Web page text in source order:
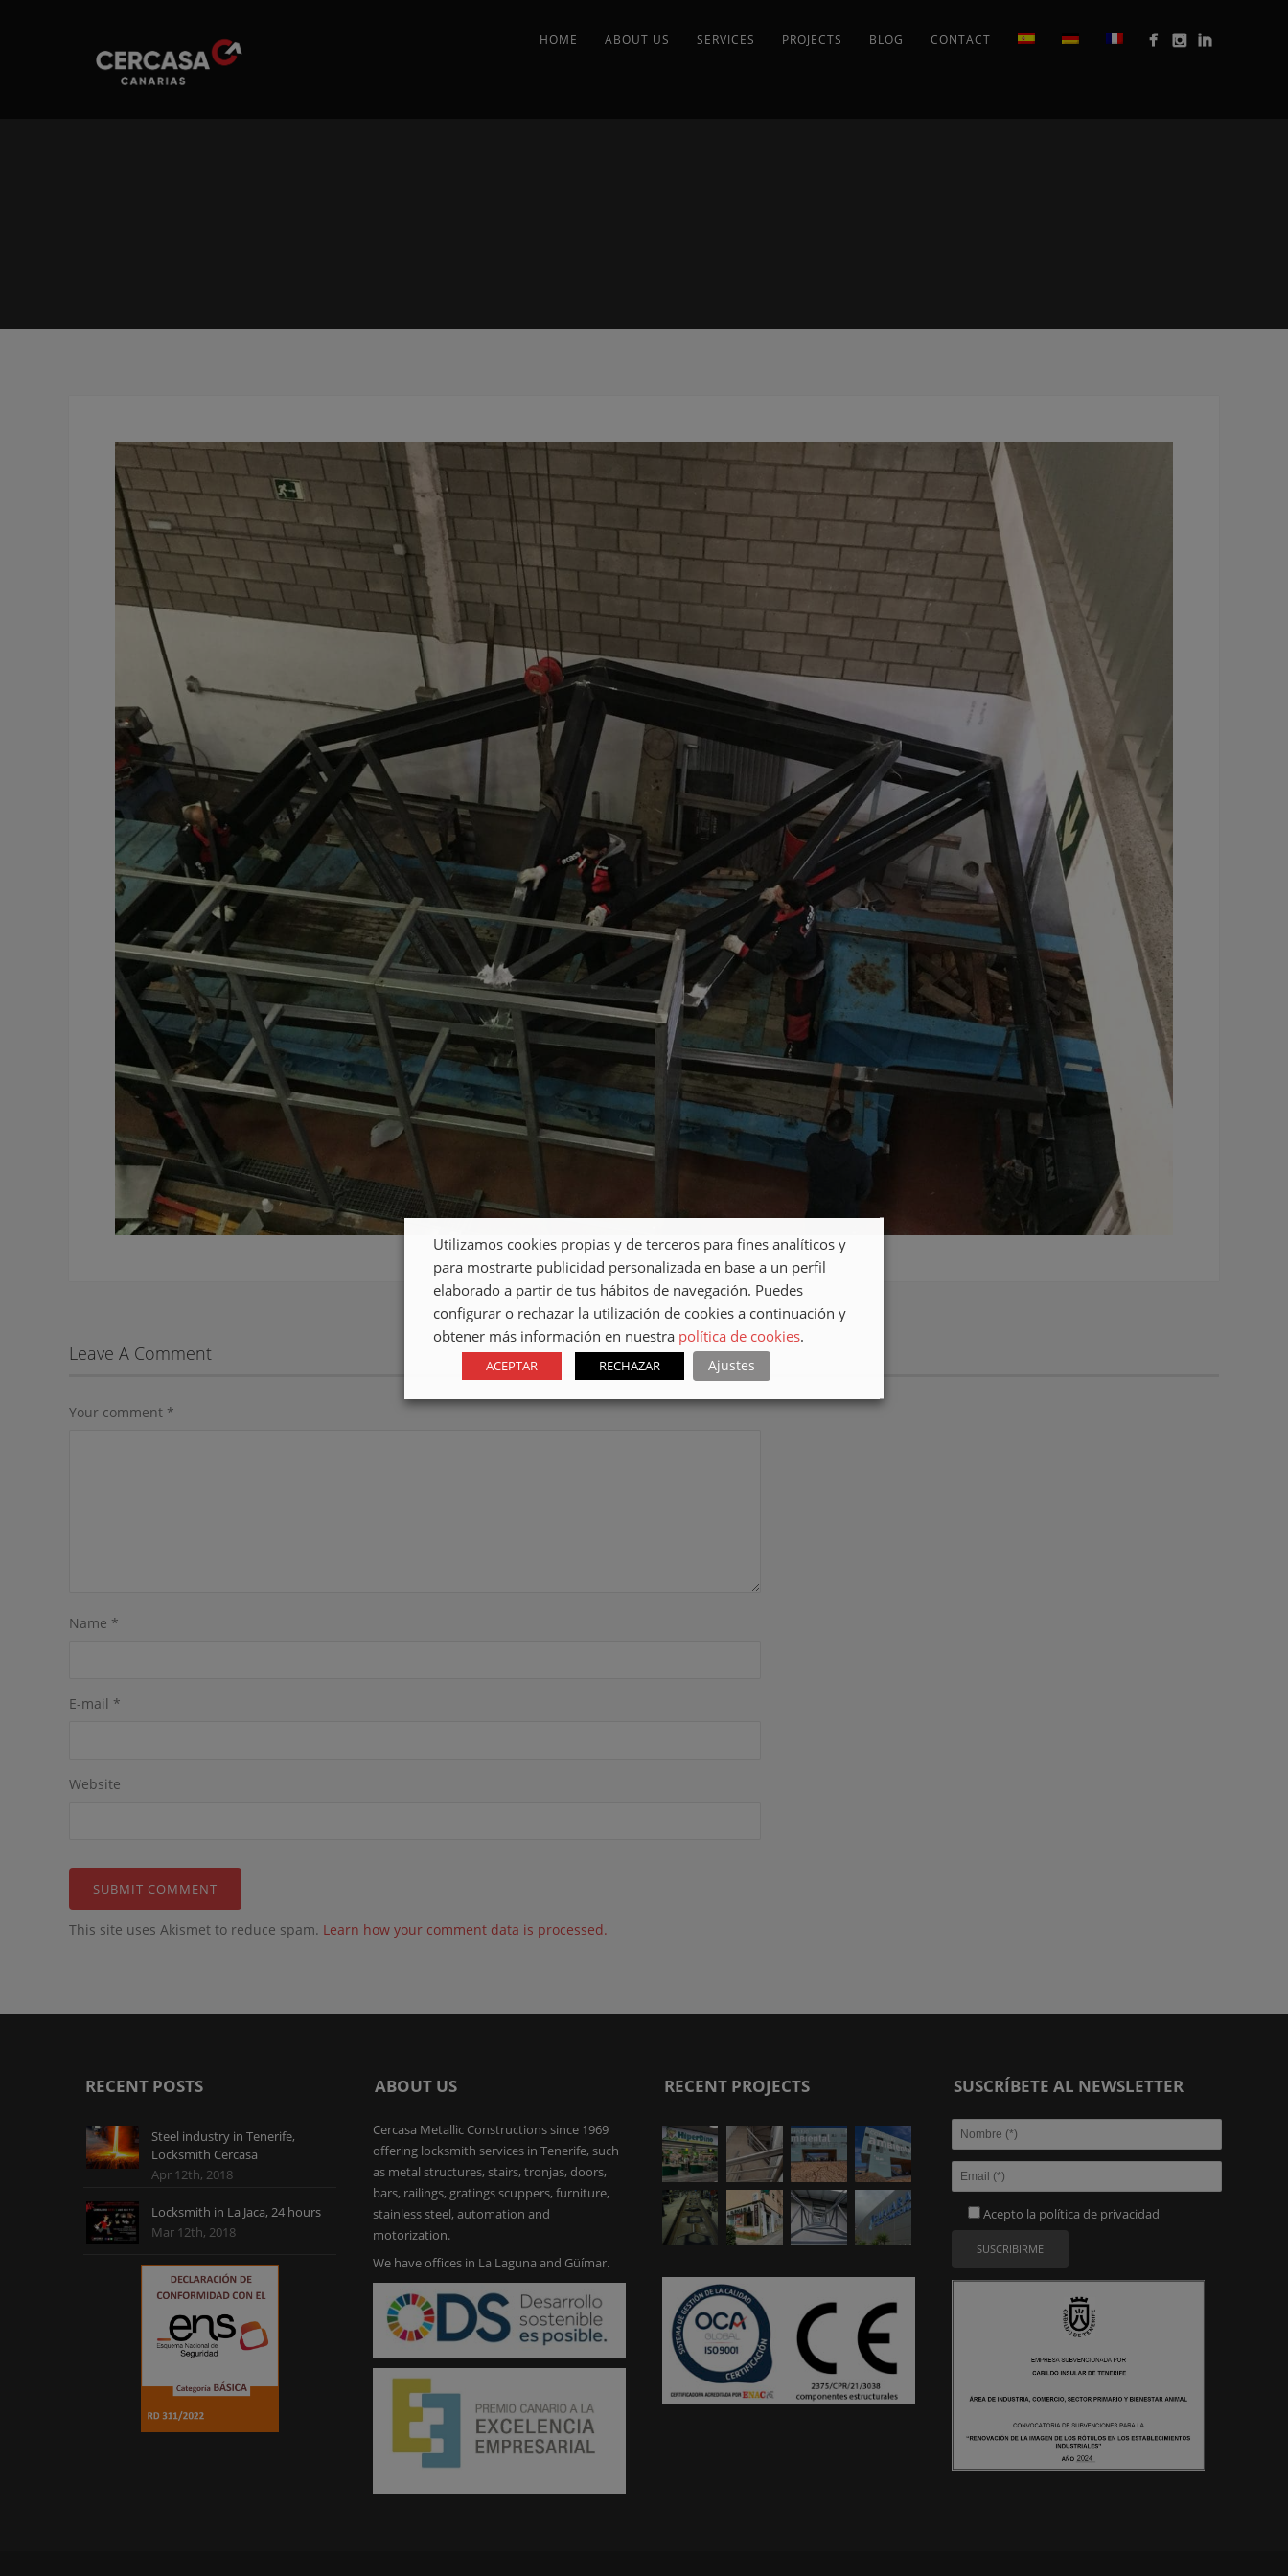
HOME ABOUT US SERVICES PROJECTS BLOG CONTACT
Leave A Comment
Your comment *
Name *
E-mail *
Website
This site uses Akismet to reduce spam. Learn how your comment data is processed.
RECENT POSTS
Steel industry in Tenerife,
Locksmith Cercasa
Apr 12th, 2018
Locksmith in La Jaca, 24 hours
Mar 12th, 2018
ABOUT US
Cercasa Metallic Constructions since 1969
offering locksmith services in Tenerife, such
as metal structures, stairs, tronjas, doors,
bars, railings, gratings scuppers, furniture,
stainless steel, automation and
motorization.
We have offices in La Laguna and Güímar.
RECENT PROJECTS SUSCRÍBETE AL NEWSLETTER
Acepto la política de privacidad
Utilizamos cookies propias y de terceros para fines analíticos y
para mostrarte publicidad personalizada en base a un perfil
elaborado a partir de tus hábitos de navegación. Puedes
configurar o rechazar la utilización de cookies a continuación y
obtener más información en nuestra política de cookies.
ACEPTAR RECHAZAR Ajustes